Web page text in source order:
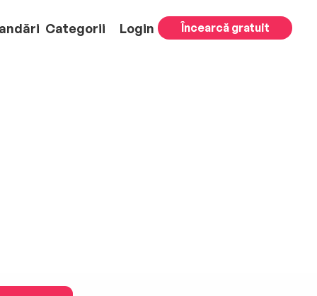
Categorii Login Încearcă gratuit